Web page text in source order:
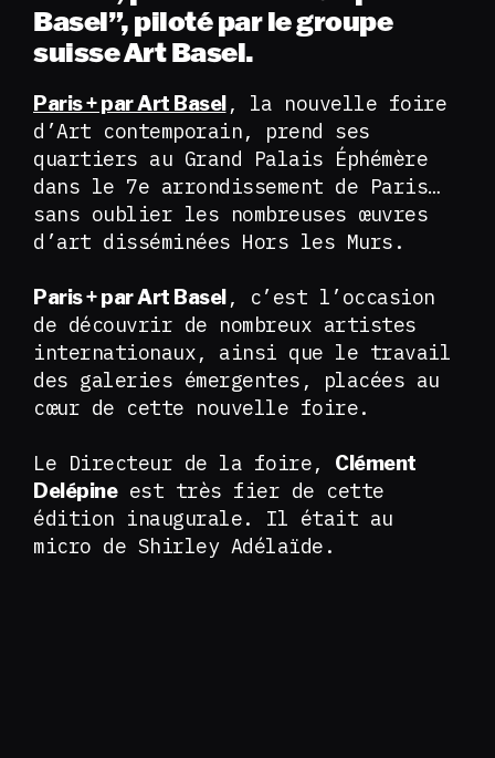
Basel”, piloté par le groupe
suisse Art Basel.
Paris + par Art Basel, la nouvelle foire
d’Art contemporain, prend ses
quartiers au Grand Palais Éphémère
dans le 7e arrondissement de Paris…
sans oublier les nombreuses œuvres
d’art disséminées Hors les Murs.
Paris + par Art Basel, c’est l’occasion
de découvrir de nombreux artistes
internationaux, ainsi que le travail
des galeries émergentes, placées au
cœur de cette nouvelle foire.
Le Directeur de la foire, Clément
Delépineest très fier de cette
édition inaugurale. Il était au
micro de Shirley Adélaïde.